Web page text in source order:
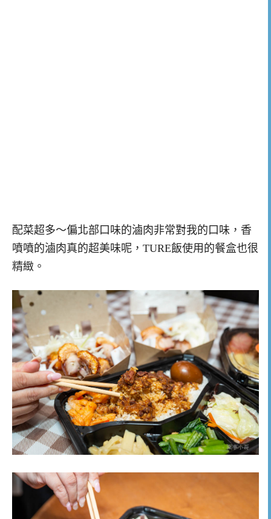
配菜超多～偏北部口味的滷肉非常對我的口味，香
噴噴的滷肉真的超美味呢，TURE飯使用的餐盒也很
精緻。